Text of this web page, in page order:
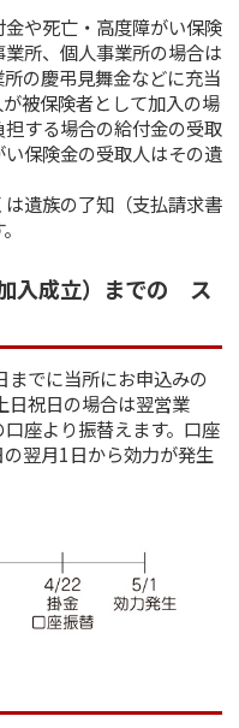
や死亡・高度障がい保険
所、個人事業所の場合は
の慶弔見舞金などに充当
被保険者として加入の場
する場合の給付金の受取
保険金の受取人はその遺
遺族の了知（支払請求書
入成立）までの ス
でに当所にお申込みの
日祝日の場合は翌営業
座より振替えます。口座
翌月1日から効力が発生